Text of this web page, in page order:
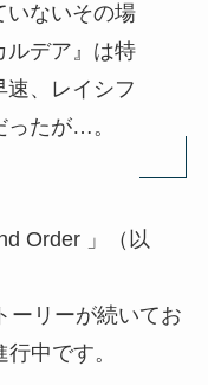
いないその場
ルデア』は特
、レイシフ
ったが…。
Order 」（以
ーリーが続いてお
中です。